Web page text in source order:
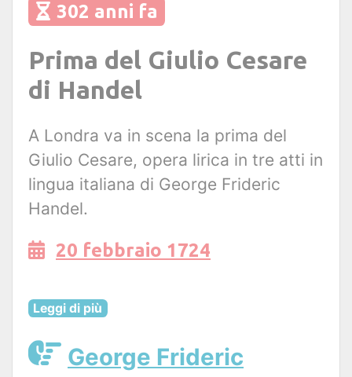
302 anni fa
Prima del Giulio Cesare
di Handel
A Londra va in scena la prima del
Giulio Cesare, opera lirica in tre atti in
lingua italiana di George Frideric
Handel.
20 febbraio 1724
Leggi di più
George Frideric